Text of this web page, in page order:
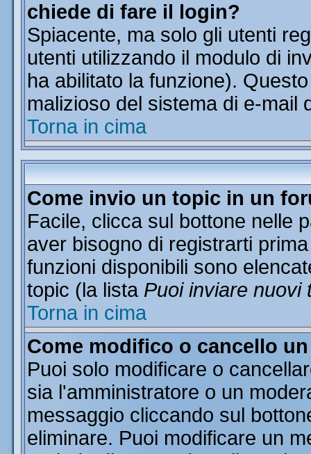
chiede di fare il login?
Spiacente, ma solo gli utenti
utenti utilizzando il modulo di
ha abilitato la funzione).
malizioso del sistema di e-mail
Torna in cima
Come invio un topic in un
Facile, clicca sul bottone nelle
aver bisogno di registrarti
funzioni disponibili sono
topic (la lista Puoi inviare nuovi
Torna in cima
Come modifico o cancello
Puoi solo modificare o
sia l'amministratore o un
messaggio cliccando sul
eliminare. Puoi modificare un